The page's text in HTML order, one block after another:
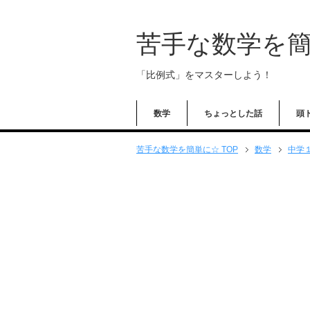
苦手な数学を
「比例式」をマスターしよう！
数学 ちょっとした話 頭
苦手な数学を簡単に☆ TOP 数学 中学